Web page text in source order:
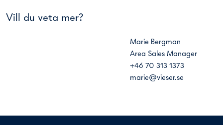
Vill du veta mer?
Marie Bergman
Area Sales Manager
+46 70 313 1373
marie@vieser.se